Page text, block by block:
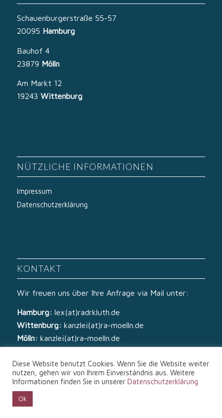
Schauenburgerstraße 55-57
20095 Hamburg
Bauhof 4
23879 Mölln
Am Markt 12
19243 Wittenburg
NÜTZLICHE INFORMATIONEN
Impressum
Datenschutzerklärung
KONTAKT
Wir freuen uns über Ihre Anfrage via Mail unter:
Hamburg: lex(at)radrkluth.de
Wittenburg: kanzlei(at)ra-moelln.de
Mölln: kanzlei(at)ra-moelln.de
Diese Website benutzt Cookies. Wenn Sie die Website weiter
nutzen, gehen wir von Ihrem Einverständnis aus. Weitere
Informationen finden Sie in unserer Datenschutzerklärung
Ok